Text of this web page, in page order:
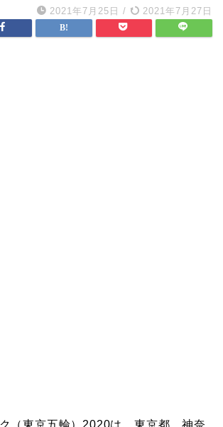
2021年7月25日 / 2021年7月27日
（東京五輪）2020は、東京都、神奈